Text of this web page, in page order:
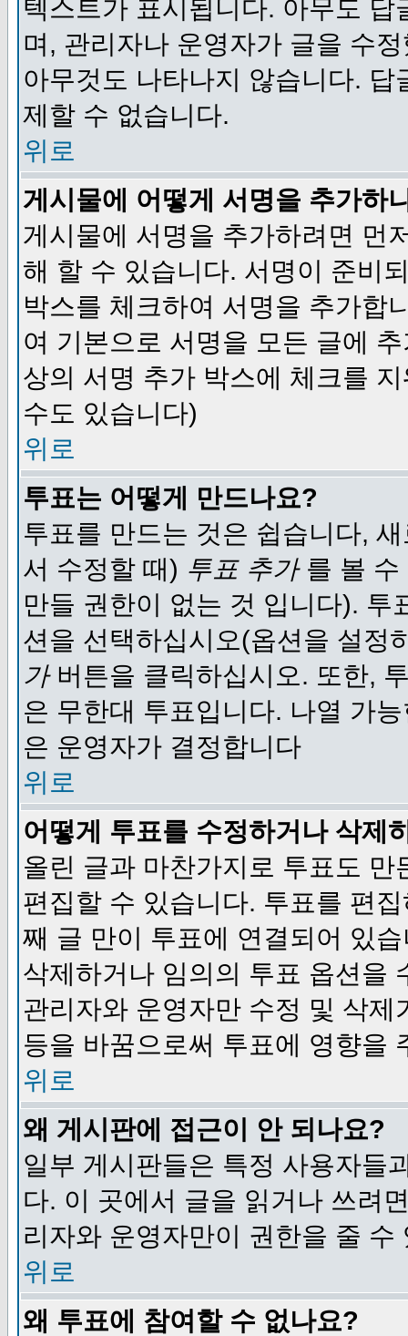
텍스트가 표시됩니다. 아무도
며, 관리자나 운영자가 글을 수
아무것도 나타나지 않습니다.
제할 수 없습니다.
위로
게시물에 어떻게 서명을 추가하
게시물에 서명을 추가하려면 먼
해 할 수 있습니다. 서명이 준비
박스를 체크하여 서명을 추가합
여 기본으로 서명을 모든 글에
상의 서명 추가 박스에 체크를
수도 있습니다)
위로
투표는 어떻게 만드나요?
투표를 만드는 것은 쉽습니다,
서 수정할 때) 투표 추가를 볼 수
만들 권한이 없는 것 입니다).
션을 선택하십시오(옵션을 설정
가버튼을 클릭하십시오. 또한,
은 무한대 투표입니다. 나열 가
은 운영자가 결정합니다
위로
어떻게 투표를 수정하거나 삭제
올린 글과 마찬가지로 투표도
편집할 수 있습니다. 투표를 편
째 글 만이 투표에 연결되어 있
삭제하거나 임의의 투표 옵션을
관리자와 운영자만 수정 및 삭
등을 바꿈으로써 투표에 영향을
위로
왜 게시판에 접근이 안 되나요?
일부 게시판들은 특정 사용자들
다. 이 곳에서 글을 읽거나 쓰려
리자와 운영자만이 권한을 줄
위로
왜 투표에 참여할 수 없나요?